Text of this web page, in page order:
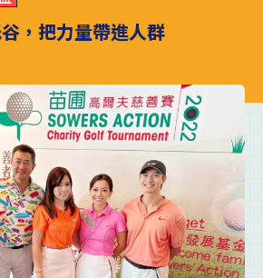
，把力量帶進人群